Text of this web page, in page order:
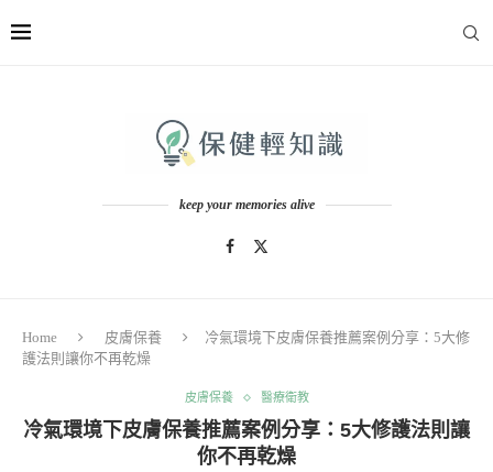
keep your memories alive
Home 皮膚保養
冷氣環境下皮膚保養推薦案例分享：5大修
護法則讓你不再乾燥
皮膚保養 醫療衛教
冷氣環境下皮膚保養推薦案例分享：5大修護法則讓
你不再乾燥